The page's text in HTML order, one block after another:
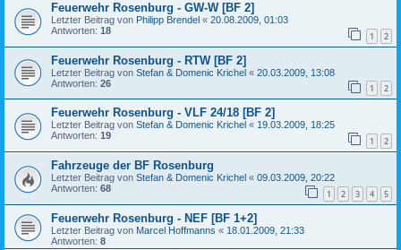
Feuerwehr Rosenburg - GW-W [BF 2]
Letzter Beitrag von Philipp Brendel « 20.08.2009, 01:03
Antworten: 18 1 2
Feuerwehr Rosenburg - RTW [BF 2]
Letzter Beitrag von Stefan & Domenic Krichel « 20.03.2009, 13:08
Antworten: 26 1 2
Feuerwehr Rosenburg - VLF 24/18 [BF 2]
Letzter Beitrag von Stefan & Domenic Krichel « 19.03.2009, 18:25
Antworten: 19 1 2
Fahrzeuge der BF Rosenburg
Letzter Beitrag von Stefan & Domenic Krichel « 09.03.2009, 20:22
Antworten: 68 1 2 3 4 5
Feuerwehr Rosenburg - NEF [BF 1+2]
Letzter Beitrag von Marcel Hoffmanns « 18.01.2009, 21:33
Antworten: 8